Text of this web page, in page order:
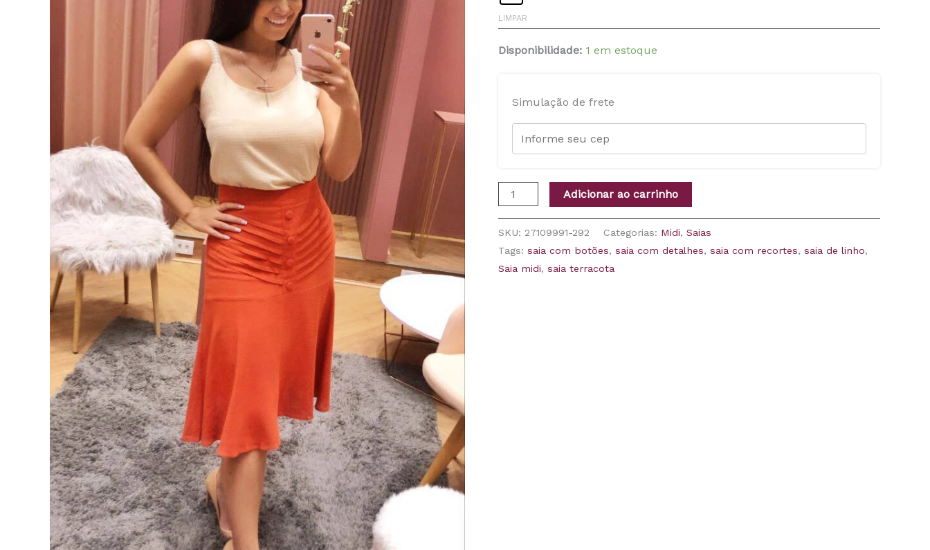
LIMPAR
Disponibilidade: 1 em estoque
Simulação de frete
Adicionar ao carrinho
SKU: 27109991-292 Categorias: Midi, Saias
Tags: saia com botões, saia com detalhes, saia com recortes, saia de linho,
Saia midi, saia terracota